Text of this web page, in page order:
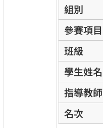
組別
參賽項目
班級
學生姓名
指導教師
名次